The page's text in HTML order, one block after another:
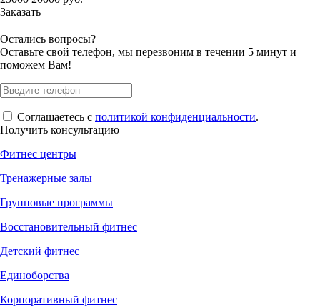
Заказать
Остались вопросы?
Оставьте свой телефон, мы перезвоним в течении 5 минут и
поможем Вам!
Соглашаетесь с политикой конфиденциальности.
Получить консультацию
Фитнес центры
Тренажерные залы
Групповые программы
Восстановительный фитнес
Детский фитнес
Единоборства
Корпоративный фитнес